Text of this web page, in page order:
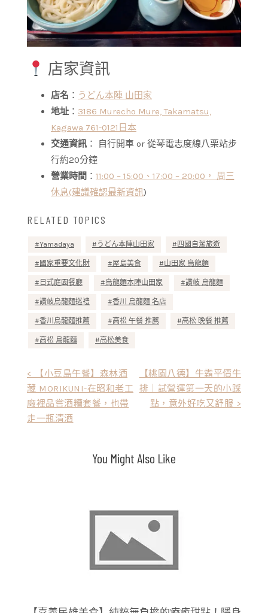
店家資訊
店名 ： うどん本陣 山田家
地址 ： 3186 Murecho Mure, Takamatsu,
Kagawa 761-0121日本
交通資訊 ： 自行開車 or 從琴電志度線八栗站步
行約20分鐘
營業時間 ： 11:00 – 15:00、17:00 – 20:00， 周三
休息(建議確認最新資訊)
RELATED TOPICS
Yamadaya うどん本陣山田家 四國自駕旅遊
國家重要文化財 屋島美食 山田家 烏龍麵
日式庭園餐廳 烏龍麵本陣山田家 讚岐 烏龍麵
讚岐烏龍麵巡禮 香川 烏龍麵 名店
香川烏龍麵推薦 高松 午餐 推薦 高松 晚餐 推薦
高松 烏龍麵 高松美食
< 【小豆島午餐】森林酒
藏 MORIKUNI-在昭和老工
廠裡品嘗酒糟套餐，也帶
走一瓶清酒
【桃園八德】牛霸平價牛
排｜試營運第一天的小踩
點，意外好吃又舒服 >
You Might Also Like